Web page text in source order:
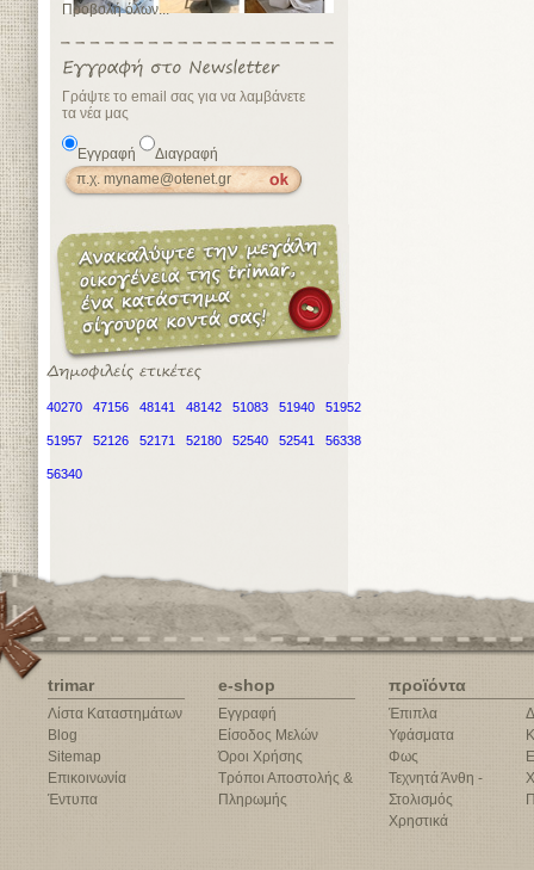
Προβολή όλων...
Γράψτε το email σας για να λαμβάνετε
τα νέα μας
Εγγραφή Διαγραφή
40270 47156 48141 48142 51083 51940 51952
51957 52126 52171 52180 52540 52541 56338
56340
trimar
Λίστα Καταστημάτων
Blog
Sitemap
Επικοινωνία
Έντυπα
e-shop
Εγγραφή
Είσοδος Μελών
Όροι Χρήσης
Τρόποι Αποστολής &
Πληρωμής
προϊόντα
Έπιπλα
Υφάσματα
Φως
Τεχνητά Άνθη -
Στολισμός
Χρηστικά